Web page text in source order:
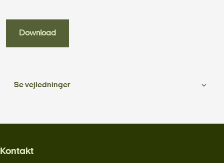
Download
Se vejledninger
Kontakt